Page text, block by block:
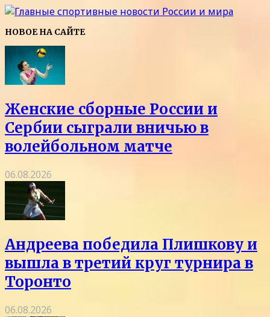
НОВОЕ НА САЙТЕ
Женские сборные России и
Сербии сыграли вничью в
волейбольном матче
06.08.2026
Андреева победила Плишкову и
вышла в третий круг турнира в
Торонто
06.08.2026